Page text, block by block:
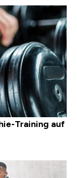
Training auf